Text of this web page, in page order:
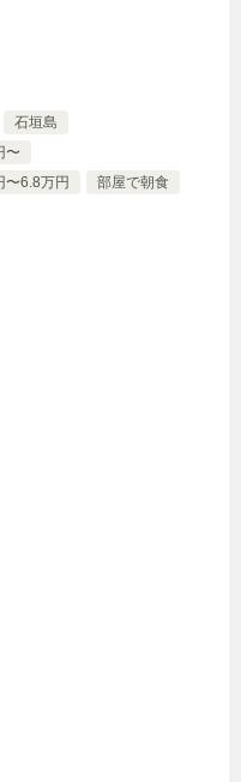
石垣島
〜
〜6.8万円
部屋で朝食